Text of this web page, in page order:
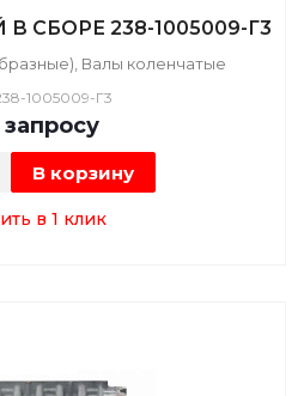
СБОРЕ 238-1005009-Г3
Валы коленчатые
1005009-Г3
росу
В корзину
в 1 клик